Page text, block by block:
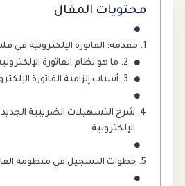
محتويات المقال
مقدمة: الفاتورة الإلكترونية في
ما هو نظام الفاتورة
أسباب إلزامية الفاتورة
شرح التسهيلات الضريبية
الإلكترونية
خطوات التسجيل في منظومة الفاتورة